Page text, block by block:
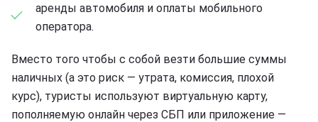
аренды автомобиля и оплаты мобильного
оператора.
Вместо того чтобы с собой везти большие суммы
наличных (а это риск — утрата, комиссия, плохой
курс), туристы используют виртуальную карту,
пополняемую онлайн через СБП или приложение —